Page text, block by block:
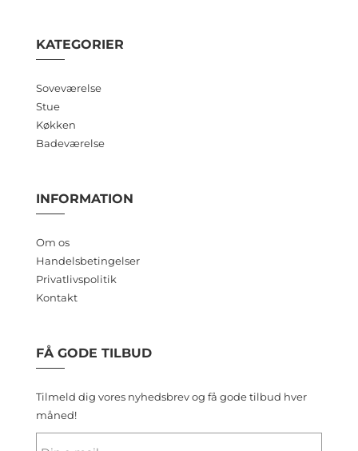
KATEGORIER
Soveværelse
Stue
Køkken
Badeværelse
INFORMATION
Om os
Handelsbetingelser
Privatlivspolitik
Kontakt
FÅ GODE TILBUD
Tilmeld dig vores nyhedsbrev og få gode tilbud hver
måned!